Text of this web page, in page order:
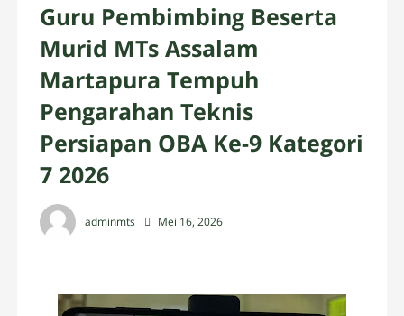
Guru Pembimbing Beserta
Murid MTs Assalam
Martapura Tempuh
Pengarahan Teknis
Persiapan OBA Ke-9 Kategori
7 2026
adminmts Mei 16, 2026